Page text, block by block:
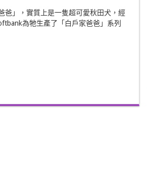
爸」，實質上是一隻超可愛秋田犬，經
為牠生產了「白戶家爸爸」系列